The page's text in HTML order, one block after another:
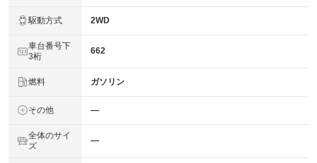
駆動方式 2WD
車台番号下
3桁
662
燃料 ガソリン
その他 ―
全体のサイ
ズ
―